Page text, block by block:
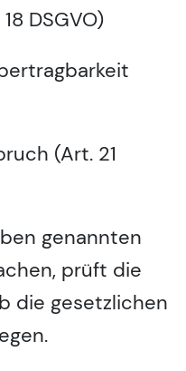
DSGVO)
(Art. 21
genannten
prüft die
die gesetzlichen